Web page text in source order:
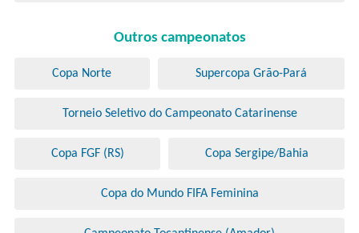
Outros campeonatos
Copa Norte Supercopa Grão-Pará
Torneio Seletivo do Campeonato Catarinense
Copa FGF (RS) Copa Sergipe/Bahia
Copa do Mundo FIFA Feminina